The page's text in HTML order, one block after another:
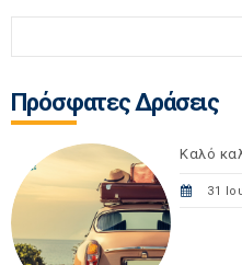
Πρόσφατες Δράσεις
Καλό
31